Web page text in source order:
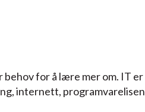
behov for å lære mer om. IT
internett,